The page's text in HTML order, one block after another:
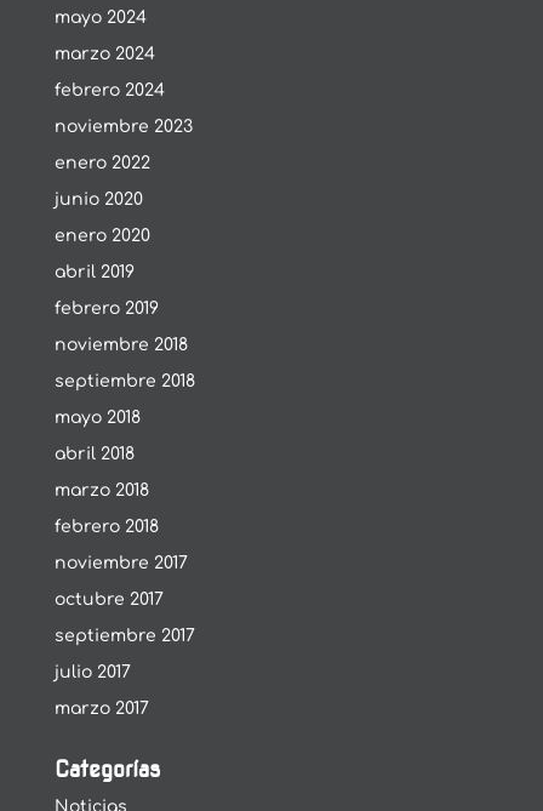
mayo 2024
marzo 2024
febrero 2024
noviembre 2023
enero 2022
junio 2020
enero 2020
abril 2019
febrero 2019
noviembre 2018
septiembre 2018
mayo 2018
abril 2018
marzo 2018
febrero 2018
noviembre 2017
octubre 2017
septiembre 2017
julio 2017
marzo 2017
Categorías
Noticias